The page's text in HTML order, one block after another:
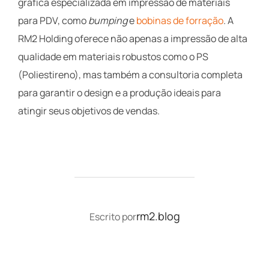
para PDV, comobumpingebobinas de forração. A
RM2 Holding oferece não apenas a impressão de alta
qualidade em materiais robustos como o PS
(Poliestireno), mas também a consultoria completa
para garantir o design e a produção ideais para
atingir seus objetivos de vendas.
AUTOR DO POST
Escrito porrm2.blog